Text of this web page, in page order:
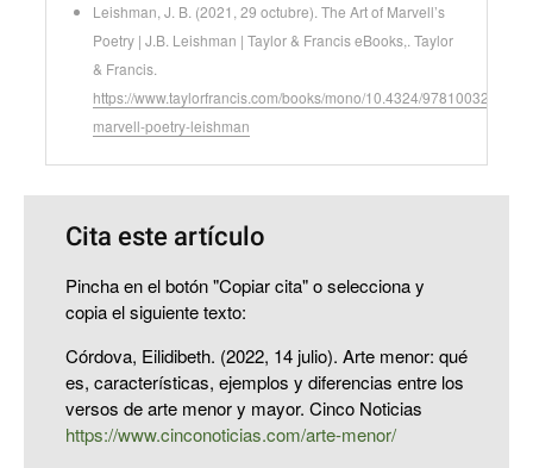
Leishman, J. B. (2021, 29 octubre). The Art of Marvell’s
Poetry | J.B. Leishman | Taylor & Francis eBooks,. Taylor
& Francis.
https://www.taylorfrancis.com/books/mono/10.4324/
marvell-poetry-leishman
Cita este artículo
Pincha en el botón "Copiar cita" o selecciona y
copia el siguiente texto:
Córdova, Eilidibeth. (2022, 14 julio). Arte menor: qué
es, características, ejemplos y diferencias entre los
versos de arte menor y mayor. Cinco Noticias
https://www.cinconoticias.com/arte-menor/